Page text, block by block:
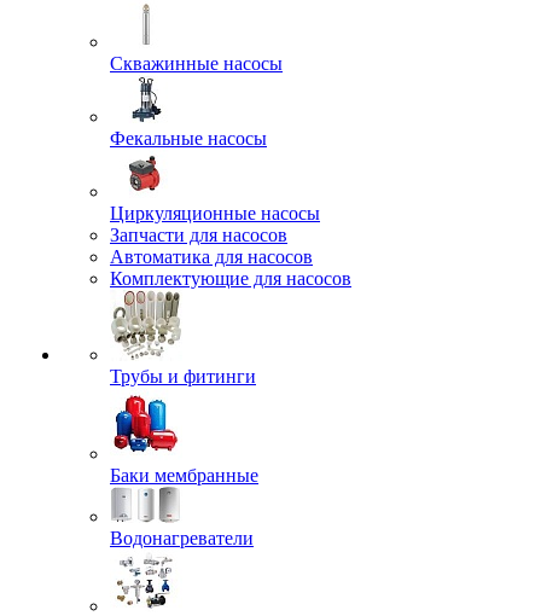
Скважинные насосы
Фекальные насосы
Циркуляционные насосы
Запчасти для насосов
Автоматика для насосов
Комплектующие для насосов
Трубы и фитинги
Баки мембранные
Водонагреватели